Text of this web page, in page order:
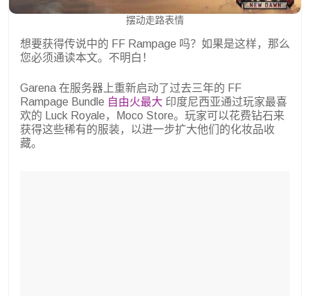
摆动走路表情
想要获得传说中的 FF Rampage 吗？如果是这样，那么
您必须通读本文。不明白！
Garena 在服务器上重新启动了过去三年的 FF
Rampage Bundle 自由火最大 印度尼西亚通过玩家最喜
欢的 Luck Royale，Moco Store。玩家可以花费钻石来
获得这些稀有的服装，以进一步扩大他们的化妆品收
藏。